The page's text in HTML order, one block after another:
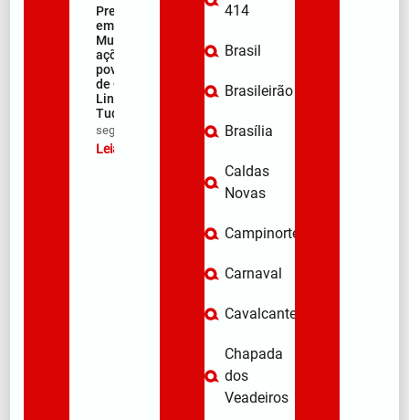
Prefeitura
em Ação:
Mutirão de
ações nos
povoados
de Quebra
Linha e Faz
Tudo
seg/08/2026
Leia mais »
414
Brasil
Brasileirão
Brasília
Caldas
Novas
Campinorte
Carnaval
Cavalcante
Chapada
dos
Veadeiros